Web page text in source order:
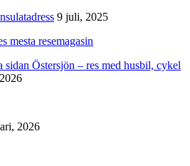
9 juli, 2025
mesta resemagasin
sidan Östersjön – res med husbil, cykel
2026